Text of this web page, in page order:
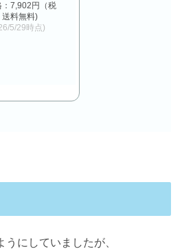
：7,902円（税
送料無料)
5/29時点)
にしていましたが、